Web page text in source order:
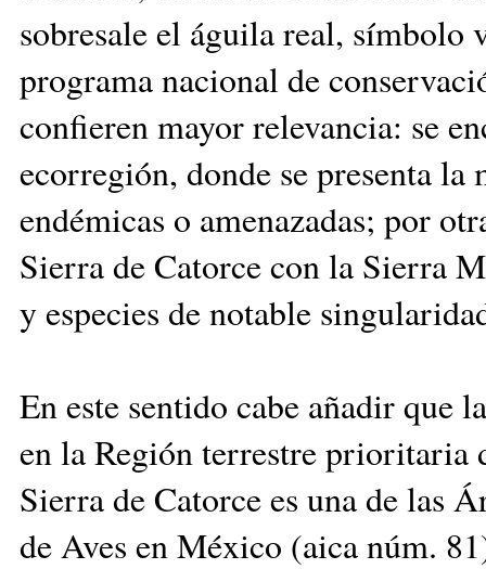
sobresale el águila real,
programa nacional de
confieren mayor relevancia: se
ecorregión, donde se presenta la
endémicas o amenazadas; por
Sierra de Catorce con la Sierra
y especies de notable
En este sentido cabe añadir
en la Región terrestre prioritaria
Sierra de Catorce es una de las
de Aves en México (aica núm.